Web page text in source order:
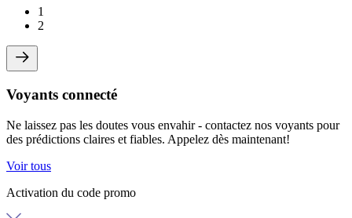
1
2
Voyants connecté
Ne laissez pas les doutes vous envahir - contactez nos voyants pour
des prédictions claires et fiables. Appelez dès maintenant!
Voir tous
Activation du code promo